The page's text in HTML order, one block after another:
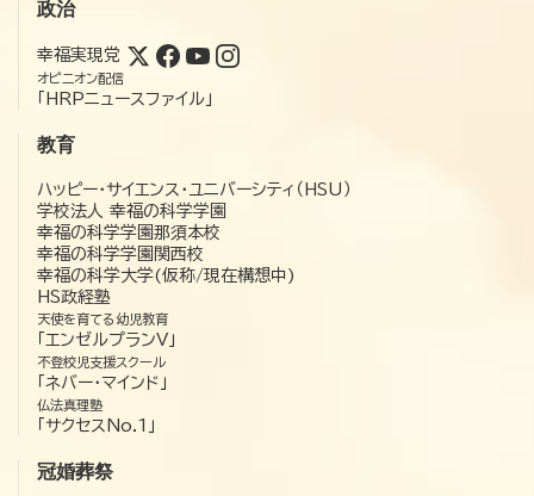
政治
幸福実現党
オピニオン配信
「HRPニュースファイル」
教育
ハッピー・サイエンス・ユニバーシティ（HSU）
学校法人 幸福の科学学園
幸福の科学学園那須本校
幸福の科学学園関西校
幸福の科学大学(仮称/現在構想中)
HS政経塾
天使を育てる幼児教育
「エンゼルプランV」
不登校児支援スクール
「ネバー・マインド」
仏法真理塾
「サクセスNo.1」
冠婚葬祭